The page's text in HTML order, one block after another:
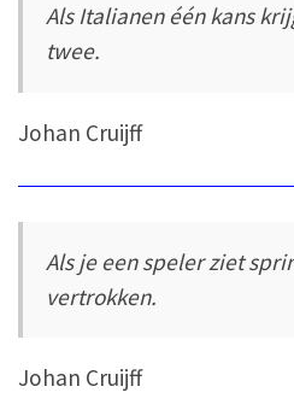
Als Italianen één kans
twee.
Johan Cruijff
Als je een speler ziet
vertrokken.
Johan Cruijff